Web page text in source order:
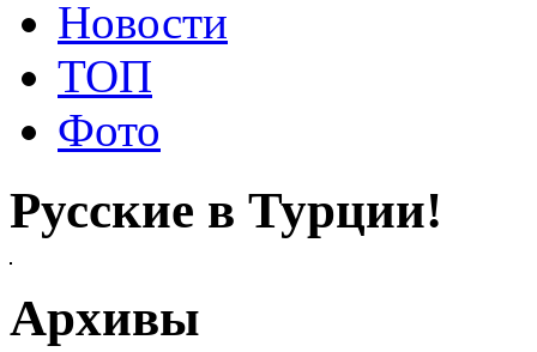
Новости
ТОП
Фото
Русские в Турции!
Архивы